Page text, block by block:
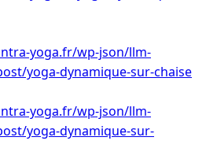
yoga.fr/wp-json/llm-
yoga-dynamique-sur-chaise
yoga.fr/wp-json/llm-
yoga-dynamique-sur-